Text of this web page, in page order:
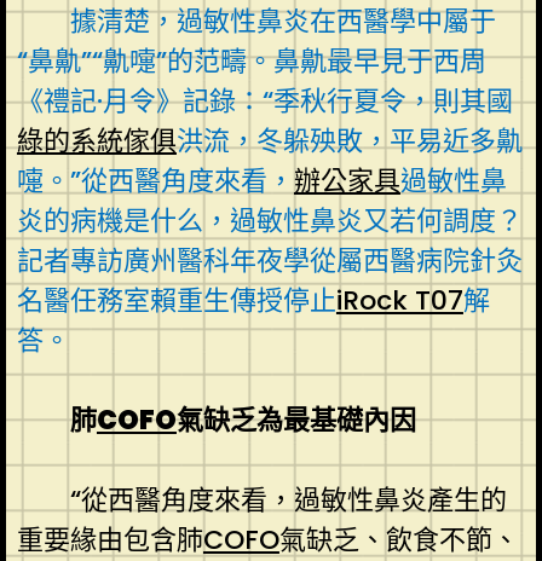
據清楚，過敏性鼻炎在西醫學中屬于
“鼻鼽”“鼽嚏”的范疇。鼻鼽最早見于西周
《禮記·月令》記錄：“季秋行夏令，則其國
綠的系統傢俱洪流，冬躲殃敗，平易近多鼽
嚏。”從西醫角度來看， 辦公家具過敏性鼻
炎的病機是什么，過敏性鼻炎又若何調度？
記者專訪廣州醫科年夜學從屬西醫病院針灸
名醫任務室賴重生傳授停止iRock T07解
答。
肺COFO氣缺乏為最基礎內因
“從西醫角度來看，過敏性鼻炎產生的
重要緣由包含肺COFO氣缺乏、飲食不節、